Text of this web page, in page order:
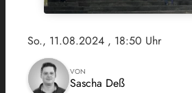
So., 11.08.2024 , 18:50 Uhr
VON
Sascha Deß